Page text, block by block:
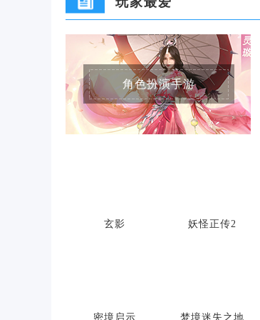
角色扮演手游
玄影 妖怪正传2
密境启示 梦境迷失之地